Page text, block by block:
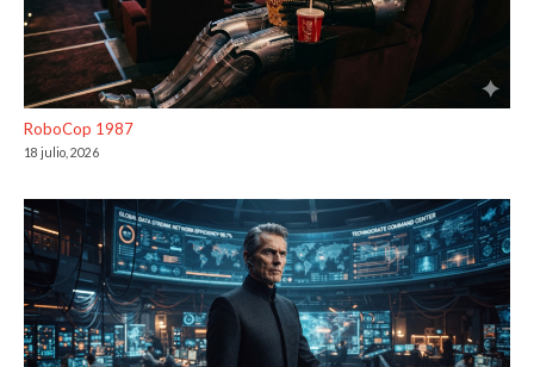
RoboCop 1987
18 julio, 2026